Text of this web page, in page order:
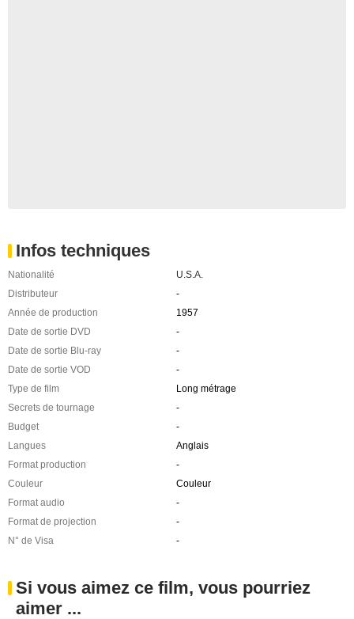
Infos techniques
Nationalité
U.S.A.
Distributeur
-
Année de production
1957
Date de sortie DVD
-
Date de sortie Blu-ray
-
Date de sortie VOD
-
Type de film
Long métrage
Secrets de tournage
-
Budget
-
Langues
Anglais
Format production
-
Couleur
Couleur
Format audio
-
Format de projection
-
N° de Visa
-
Si vous aimez ce film, vous pourriez
aimer ...